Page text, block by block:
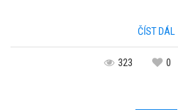
ČÍST DÁL
323 0